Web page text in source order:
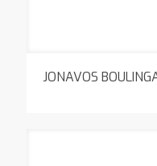
JONAVOS